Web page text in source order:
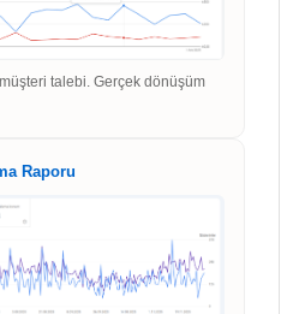
talebi. Gerçek dönüşüm
Raporu